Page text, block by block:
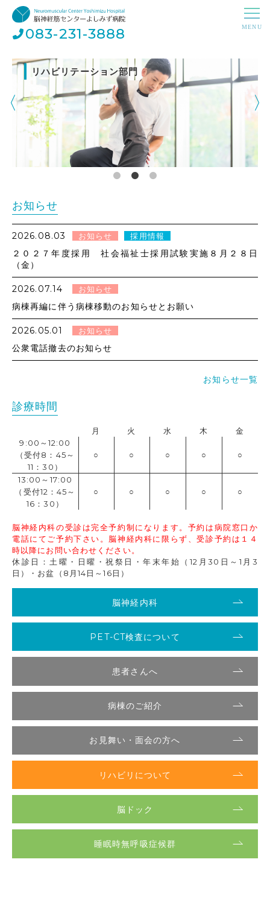
083-231-3888
脳神経内科
PET-CT検査について
患者さんへ
病棟のご紹介
お見舞い・面会の方へ
リハビリについて
脳ドック
睡眠時無呼吸症候群
リハビリテーション部門
お知らせ
2026.08.03 お知らせ 採用情報
２０２７年度採用 社会福祉士採用試験実施８月２８日
（金）
2026.07.14 お知らせ
病棟再編に伴う病棟移動のお知らせとお願い
2026.05.01 お知らせ
公衆電話撤去のお知らせ
お知らせ一覧
診療時間
月 火 水 木
金
9:00～12:00
（受付8：45～
11：30）
○ ○ ○ ○ ○
13:00～17:00
（受付12：45～
16：30）
○ ○ ○ ○ ○
脳神経内科の受診は完全予約制になります。予約は病院窓口か
電話にてご予約下さい。脳神経内科に限らず、受診予約は１４
時以降にお問い合わせください。
休診日：土曜・日曜・祝祭日・年末年始（12月30日～1月3
日）・お盆（8月14日～16日）